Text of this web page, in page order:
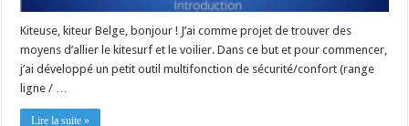
Kiteuse, kiteur Belge, bonjour ! J’ai comme projet de trouver des
moyens d’allier le kitesurf et le voilier. Dans ce but et pour commencer,
j’ai développé un petit outil multifonction de sécurité/confort (range
ligne / …
Lire la suite »